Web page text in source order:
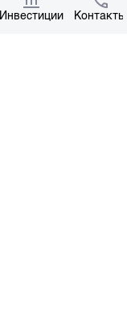
Инвестиции Контакты